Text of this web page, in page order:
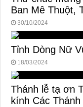
Ban Mê Thuột,
30/10/2024
Tỉnh Dòng Nữ
18/03/2024
Thánh lễ tạ ơn
kính Các